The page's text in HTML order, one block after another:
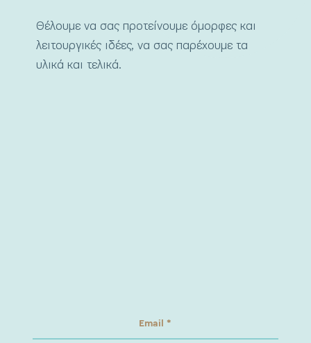
Θέλουμε να σας προτείνουμε όμορφες και
λειτουργικές ιδέες, να σας παρέχουμε τα
υλικά και τελικά.